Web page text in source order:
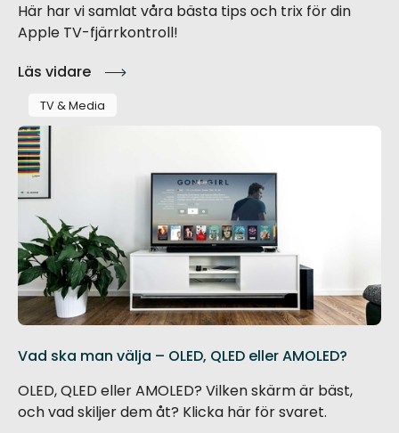
Här har vi samlat våra bästa tips och trix för din
Apple TV-fjärrkontroll!
Läs vidare
TV & Media
Vad ska man välja – OLED, QLED eller AMOLED?
OLED, QLED eller AMOLED? Vilken skärm är bäst,
och vad skiljer dem åt? Klicka här för svaret.